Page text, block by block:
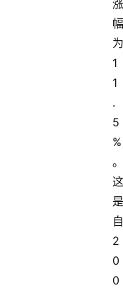
1
1
.
5
%
2
0
0